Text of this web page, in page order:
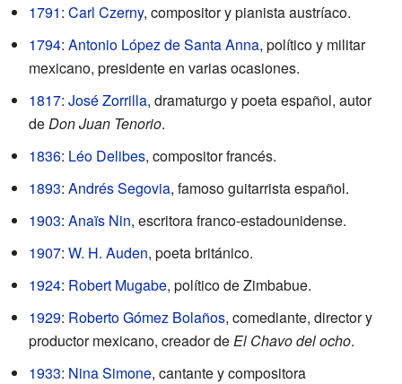
1791: Carl Czerny, compositor y pianista austríaco.
1794: Antonio López de Santa Anna, político y militar
mexicano, presidente en varias ocasiones.
1817: José Zorrilla, dramaturgo y poeta español, autor
deDon Juan Tenorio.
1836: Léo Delibes, compositor francés.
1893: Andrés Segovia, famoso guitarrista español.
1903: Anaïs Nin, escritora franco-estadounidense.
1907: W. H. Auden, poeta británico.
1924: Robert Mugabe, político de Zimbabue.
1929: Roberto Gómez Bolaños, comediante, director y
productor mexicano, creador deEl Chavo del ocho.
1933: Nina Simone, cantante y compositora